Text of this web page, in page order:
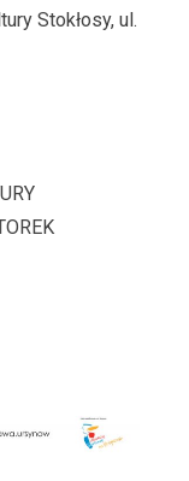
Stokłosy, ul.